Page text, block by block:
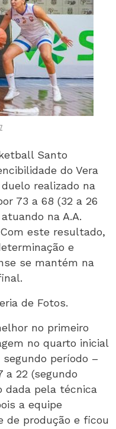
Santo
do Vera
realizado na
73 a 68 (32 a 26
na A.A.
este resultado,
e
se mantém na
de Fotos.
no primeiro
no quarto inicial
período –
a 22 (segundo
dada pela técnica
a equipe
de produção e ficou